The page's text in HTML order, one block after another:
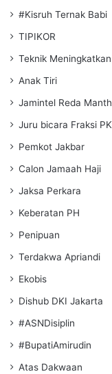
#Kisruh Ternak Babi
TIPIKOR
Teknik
Anak Tiri
Jamintel Reda
Juru bicara Fraksi
Pemkot Jakbar
Calon Jamaah Haji
Jaksa Perkara
Keberatan PH
Penipuan
Terdakwa Apriandi
Ekobis
Dishub DKI Jakarta
#ASNDisiplin
#BupatiAmirudin
Atas Dakwaan